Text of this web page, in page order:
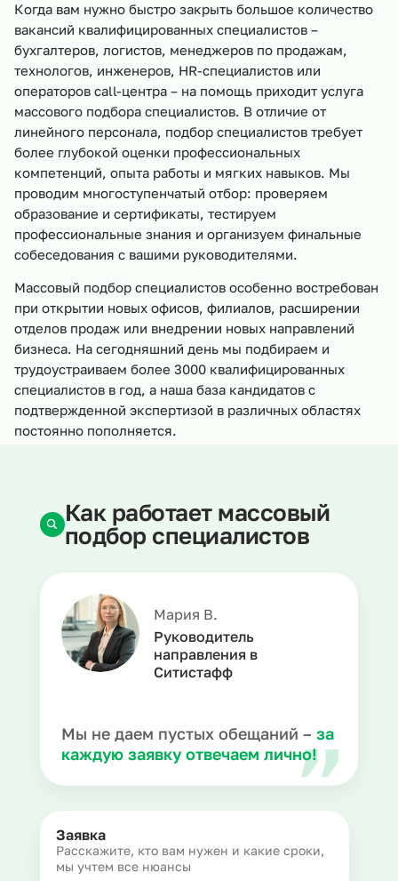
Когда вам нужно быстро закрыть большое количество
вакансий квалифицированных специалистов –
бухгалтеров, логистов, менеджеров по продажам,
технологов, инженеров, HR-специалистов или
операторов call-центра – на помощь приходит услуга
массового подбора специалистов. В отличие от
линейного персонала, подбор специалистов требует
более глубокой оценки профессиональных
компетенций, опыта работы и мягких навыков. Мы
проводим многоступенчатый отбор: проверяем
образование и сертификаты, тестируем
профессиональные знания и организуем финальные
собеседования с вашими руководителями.
Массовый подбор специалистов особенно востребован
при открытии новых офисов, филиалов, расширении
отделов продаж или внедрении новых направлений
бизнеса. На сегодняшний день мы подбираем и
трудоустраиваем более 3000 квалифицированных
специалистов в год, а наша база кандидатов с
подтвержденной экспертизой в различных областях
постоянно пополняется.
Мария В.
Руководитель
направления в
Ситистафф
Мы не даем пустых обещаний – за
каждую заявку отвечаем лично!
Как работает массовый
подбор специалистов
Заявка
Расскажите, кто вам нужен и какие сроки,
мы учтем все нюансы